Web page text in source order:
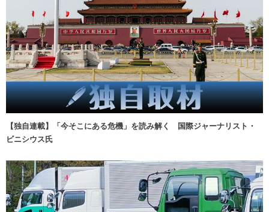
【独自連載】「今そこにある危機」を読み解く 国際ジャーナリスト・
ビニシウス氏